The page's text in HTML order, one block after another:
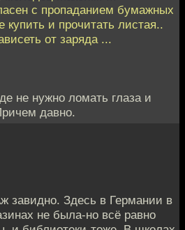
с пропаданием бумажных
купить и прочитать листая..
от заряда ...
не нужно ломать глаза и
давно.
завидно. Здесь в Германии в
не была-но всё равно